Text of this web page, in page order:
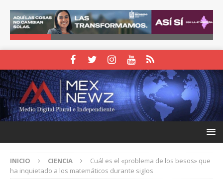
INICIO CIENCIA
Cuál es el «problema de los besos» que
ha inquietado a los matemáticos durante siglos